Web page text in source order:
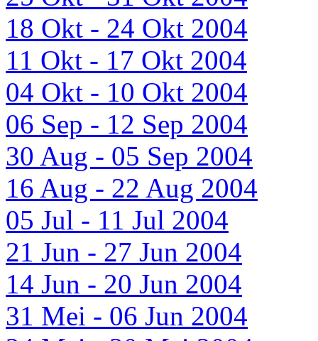
18 Okt - 24 Okt 2004
11 Okt - 17 Okt 2004
04 Okt - 10 Okt 2004
06 Sep - 12 Sep 2004
30 Aug - 05 Sep 2004
16 Aug - 22 Aug 2004
05 Jul - 11 Jul 2004
21 Jun - 27 Jun 2004
14 Jun - 20 Jun 2004
31 Mei - 06 Jun 2004